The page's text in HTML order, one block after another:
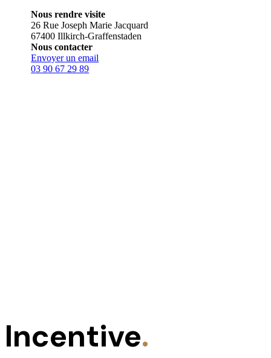
Nous rendre visite
26 Rue Joseph Marie Jacquard
67400 Illkirch-Graffenstaden
Nous contacter
Envoyer un email
03 90 67 29 89
Incentive.